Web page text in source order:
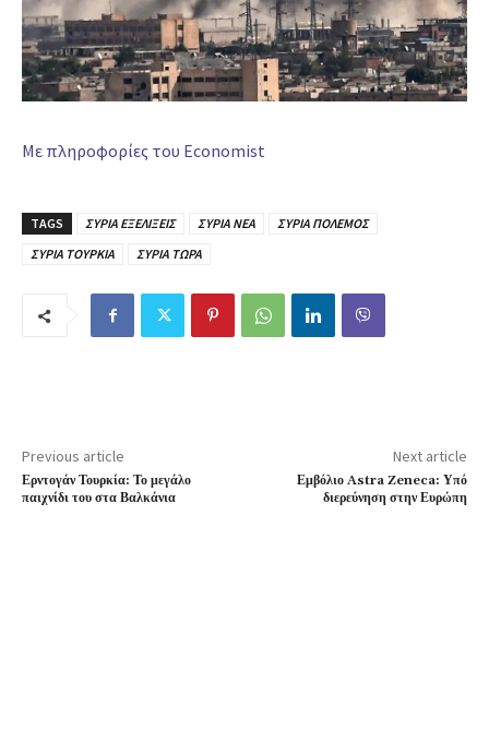
Με πληροφορίες του Economist
TAGS ΣΥΡΙΑ ΕΞΕΛΙΞΕΙΣ ΣΥΡΙΑ ΝΕΑ
ΣΥΡΙΑ ΠΟΛΕΜΟΣ
ΣΥΡΙΑ ΤΟΥΡΚΙΑ
ΣΥΡΙΑ ΤΩΡΑ
Previous article
Ερντογάν Τουρκία: Το μεγάλο
παιχνίδι του στα Βαλκάνια
Next article
Εμβόλιο Astra Zeneca: Υπό
διερεύνηση στην Ευρώπη